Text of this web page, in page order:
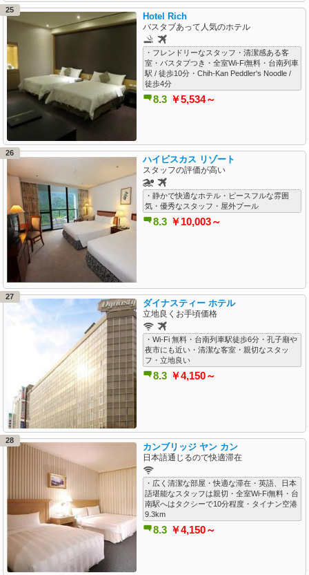
25
Hotel Rich
バスタブあって人気のホテル
・フレンドリーなスタッフ・清潔感ある客
室・バスタブつき・全室Wi-Fi無料・台南列車
駅 / 徒歩10分・Chih-Kan Peddler's Noodle /
徒歩4分
8.3 ￥5,534～
26
ハイビスカス リゾート
スタッフの評価が高い
・静かで快適なホテル・ピースフルな雰囲
気・優秀なスタッフ・屋外プール
8.3 ￥10,003～
27
ダイナスティー ホテル
立地良くお手頃価格
・Wi-Fi 無料・台南列車駅徒歩6分・孔子廟や
夜市にも近い・清潔な客室・親切なスタッ
フ・立地良い
8.3 ￥4,150～
28
カンブリッジ ヤン カン
日本語通じるので快適滞在
・広く清潔な部屋・快適な滞在・英語、日本
語堪能なスタッフは親切・全室Wi-Fi無料・台
南駅へはタクシーで10分程度・タイナン空港
9.3km
8.3 ￥4,150～